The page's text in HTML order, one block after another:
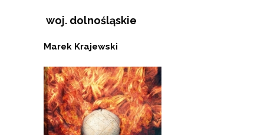
woj. dolnośląskie
Marek Krajewski